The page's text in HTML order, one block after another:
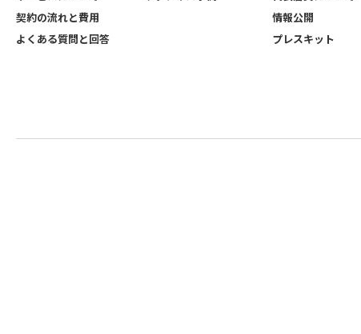
契約の流れと費用
よくある質問と回答
情報公開
プレスキット